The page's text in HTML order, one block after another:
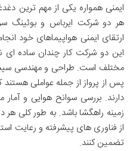
ایمنی همواره یکی از مهم ترین
هر دو شرکت ایرباس و بوئینگ
ارتقای ایمنی هواپیماهای خود
این دو شرکت کار چندان ساده ای
مختلف است. طراحی و مهندسی
پس از پرواز از جمله عواملی
دارند. بررسی سوانح هوایی و
زمینه راهگشا باشد. به طور کلی
از فناوری های پیشرفته و رعایت
تضمین کنند.